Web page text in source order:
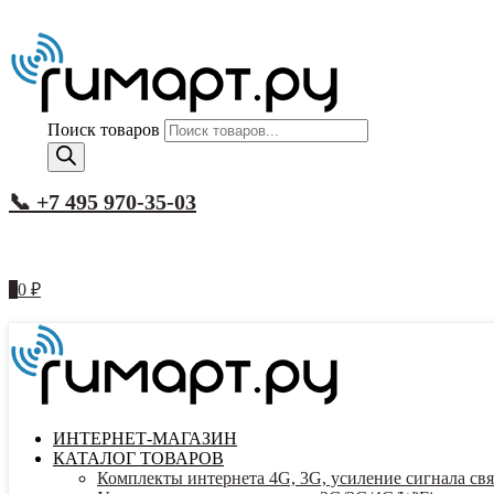
Поиск товаров
📞 +7 495 970-35-03
0 ₽
ИНТЕРНЕТ-МАГАЗИН
КАТАЛОГ ТОВАРОВ
Комплекты интернета 4G, 3G, усиление сигнала